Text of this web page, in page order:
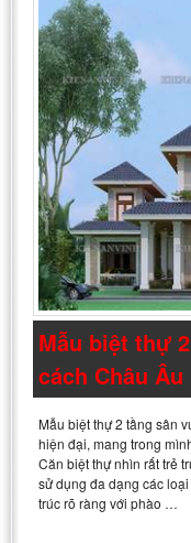
Mẫu biệt thự
cách Châu Âu
Mẫu biệt thự 2 tầng sân
hiện đại, mang trong
Căn biệt thự nhìn rất trẻ
sử dụng đa dạng các
trúc rõ ràng với phào …